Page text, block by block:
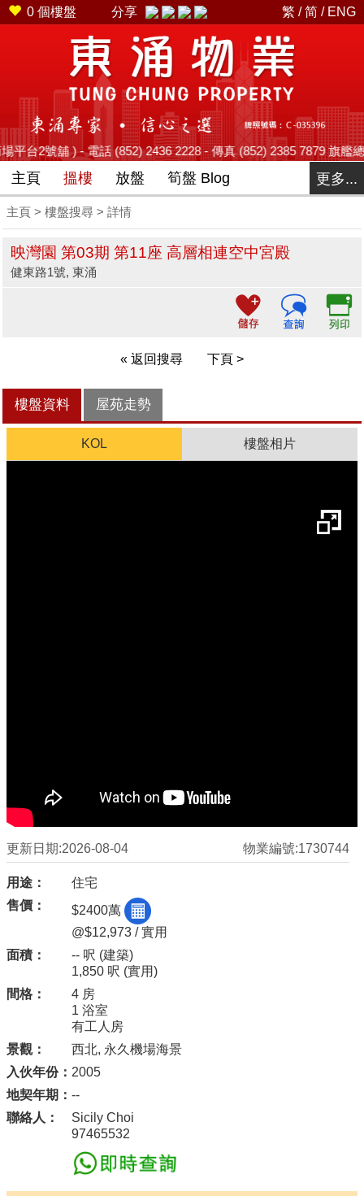
0 個樓盤 分享 繁 /简 / ENG
舖 ) - 電話 (852) 2436 2228 - 傳真 (852) 2385 7879
主頁 搵樓 放盤 筍盤 Blog 更多...
主頁 > 樓盤搜尋 > 詳情
映灣園 第03期 第11座 高層相連空中宮殿
健東路1號, 東涌
« 返回搜尋 下頁 >
樓盤資料 屋苑走勢
KOL 樓盤相片
更新日期:2026-08-04 物業編號:1730744
用途：
住宅
售價：
$2400萬
@$12,973 / 實用
面積：
-- 呎 (建築)
1,850 呎 (實用)
間格：
4 房
1 浴室
有工人房
景觀：
西北, 永久機場海景
入伙年份： 2005
地契年期： --
聯絡人：
Sicily Choi
97465532